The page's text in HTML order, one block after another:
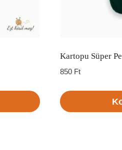
Kartopu Süper
850 Ft